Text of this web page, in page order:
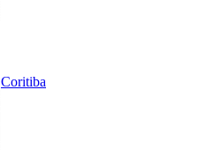
Coritiba